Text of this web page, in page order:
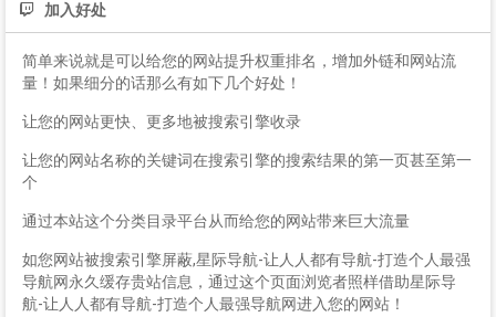
加入好处
简单来说就是可以给您的网站提升权重排名，增加外链和网站流
量！如果细分的话那么有如下几个好处！
让您的网站更快、更多地被搜索引擎收录
让您的网站名称的关键词在搜索引擎的搜索结果的第一页甚至第一
个
通过本站这个分类目录平台从而给您的网站带来巨大流量
如您网站被搜索引擎屏蔽,星际导航-让人人都有导航-打造个人最强
导航网永久缓存贵站信息，通过这个页面浏览者照样借助星际导
航-让人人都有导航-打造个人最强导航网进入您的网站！